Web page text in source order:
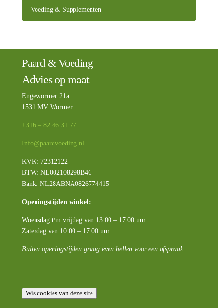
Voeding & Supplementen
Paard & Voeding
Advies op maat
Engewormer 21a
1531 MV Wormer
+316 – 82 46 31 77
Info@paardvoeding.nl
KVK: 72312122
BTW: NL002108298B46
Bank: NL28ABNA0826774415
Openingstijden winkel:
Woensdag t/m vrijdag van 13.00 – 17.00 uur
Zaterdag van 10.00 – 17.00 uur
Buiten openingstijden graag even bellen voor een afspraak.
Wis cookies van deze site